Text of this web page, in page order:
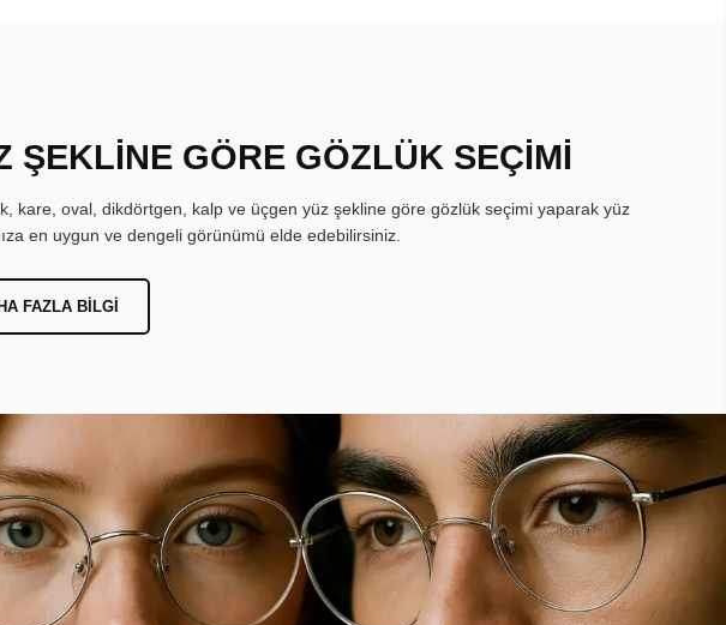
ŞEKLİNE GÖRE GÖZLÜK SEÇİMİ
kare, oval, dikdörtgen, kalp ve üçgen yüz şekline göre gözlük seçimi yaparak yüz
en uygun ve dengeli görünümü elde edebilirsiniz.
FAZLA BILGI